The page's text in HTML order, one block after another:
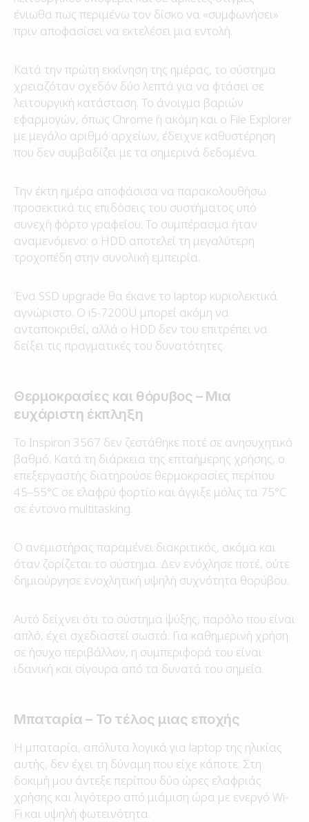
ένιωθα πως περιμένω τον δίσκο να «συμφωνήσει»
πριν αποφασίσει να εκτελέσει μια εντολή.
Κατά την πρώτη εκκίνηση της ημέρας, το σύστημα
χρειαζόταν σχεδόν δύο λεπτά για να φτάσει σε
λειτουργική κατάσταση. Το άνοιγμα βαριών
εφαρμογών, όπως Chrome ή ακόμη και ο File Explorer
με μεγάλο αριθμό αρχείων, έδειχνε καθυστέρηση
που δεν συμβαδίζει με τα σημερινά δεδομένα.
Την έκτη ημέρα αποφάσισα να παρακολουθήσω
προσεκτικά τις επιδόσεις του συστήματος υπό
συνεχή φόρτο γραφείου. Το συμπέρασμα ήταν
αναμενόμενο: ο HDD αποτελεί τη μεγαλύτερη
τροχοπέδη στην συνολική εμπειρία.
Ένα SSD upgrade θα έκανε το laptop κυριολεκτικά
αγνώριστο. Ο i5-7200U μπορεί ακόμη να
ανταποκριθεί, αλλά ο HDD δεν του επιτρέπει να
δείξει τις πραγματικές του δυνατότητες.
Θερμοκρασίες και θόρυβος – Μια
ευχάριστη έκπληξη
Το Inspiron 3567 δεν ζεστάθηκε ποτέ σε ανησυχητικό
βαθμό. Κατά τη διάρκεια της επταήμερης χρήσης, ο
επεξεργαστής διατηρούσε θερμοκρασίες περίπου
45–55°C σε ελαφρύ φορτίο και άγγιξε μόλις τα 75°C
σε έντονο multitasking.
Ο ανεμιστήρας παραμένει διακριτικός, ακόμα και
όταν ζορίζεται το σύστημα. Δεν ενόχλησε ποτέ, ούτε
δημιούργησε ενοχλητική υψηλή συχνότητα θορύβου.
Αυτό δείχνει ότι το σύστημα ψύξης, παρόλο που είναι
απλό, έχει σχεδιαστεί σωστά. Για καθημερινή χρήση
σε ήσυχο περιβάλλον, η συμπεριφορά του είναι
ιδανική και σίγουρα από τα δυνατά του σημεία.
Μπαταρία – Το τέλος μιας εποχής
Η μπαταρία, απόλυτα λογικά για laptop της ηλικίας
αυτής, δεν έχει τη δύναμη που είχε κάποτε. Στη
δοκιμή μου άντεξε περίπου δύο ώρες ελαφριάς
χρήσης και λιγότερο από μιάμιση ώρα με ενεργό Wi-
Fi και υψηλή φωτεινότητα.